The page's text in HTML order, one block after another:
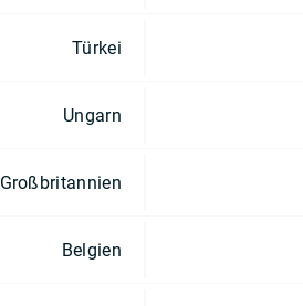
Türkei
Ungarn
Großbritannien
Belgien